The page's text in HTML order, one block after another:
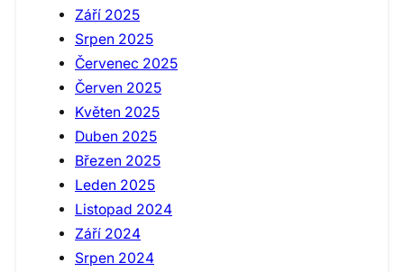
Září 2025
Srpen 2025
Červenec 2025
Červen 2025
Květen 2025
Duben 2025
Březen 2025
Leden 2025
Listopad 2024
Září 2024
Srpen 2024